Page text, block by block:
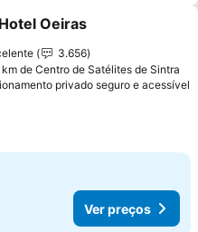
aos favoritos
Oeiras
3.656
km de Centro de Satélites de Sintra
privado seguro e acessível
Ver preços